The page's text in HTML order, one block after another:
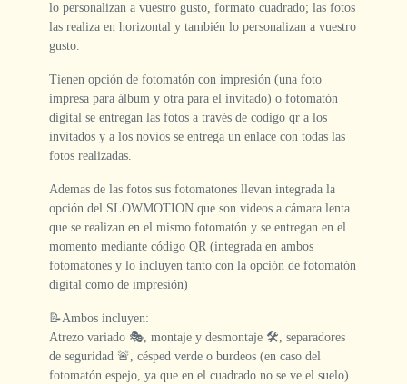
lo personalizan a vuestro gusto, formato cuadrado; las fotos
las realiza en horizontal y también lo personalizan a vuestro
gusto.
Tienen opción de fotomatón con impresión (una foto
impresa para álbum y otra para el invitado) o fotomatón
digital se entregan las fotos a través de codigo qr a los
invitados y a los novios se entrega un enlace con todas las
fotos realizadas.
Ademas de las fotos sus fotomatones llevan integrada la
opción del SLOWMOTION que son videos a cámara lenta
que se realizan en el mismo fotomatón y se entregan en el
momento mediante código QR (integrada en ambos
fotomatones y lo incluyen tanto con la opción de fotomatón
digital como de impresión)
📝Ambos incluyen:
Atrezo variado 🎭, montaje y desmontaje 🛠️, separadores
de seguridad 🚨, césped verde o burdeos (en caso del
fotomatón espejo, ya que en el cuadrado no se ve el suelo)